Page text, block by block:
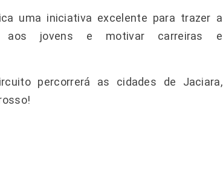
uma iniciativa excelente para trazer a
aos jovens e motivar carreiras e
percorrerá as cidades de Jaciara,